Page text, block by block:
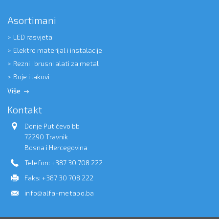
Asortimani
LED rasvjeta
Elektro materijal i instalacije
Rezni i brusni alati za metal
Boje i lakovi
Više
Kontakt
Donje Putićevo bb
72290 Travnik
Bosna i Hercegovina
Telefon: +387 30 708 222
Faks: +387 30 708 222
info@alfa-metabo.ba